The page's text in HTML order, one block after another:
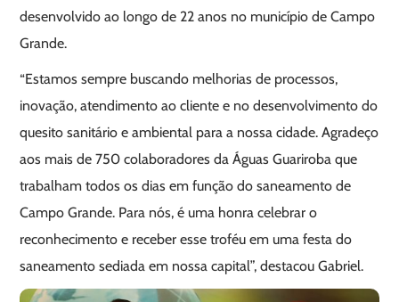
desenvolvido ao longo de 22 anos no município de Campo
Grande.
“Estamos sempre buscando melhorias de processos,
inovação, atendimento ao cliente e no desenvolvimento do
quesito sanitário e ambiental para a nossa cidade. Agradeço
aos mais de 750 colaboradores da Águas Guariroba que
trabalham todos os dias em função do saneamento de
Campo Grande. Para nós, é uma honra celebrar o
reconhecimento e receber esse troféu em uma festa do
saneamento sediada em nossa capital”, destacou Gabriel.